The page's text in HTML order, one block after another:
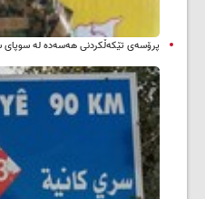
پرۆسەی تێکەڵکردنی هەسەدە لە سوپای